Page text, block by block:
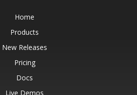
Home
Products
New Releases
Pricing
Docs
Live Demos